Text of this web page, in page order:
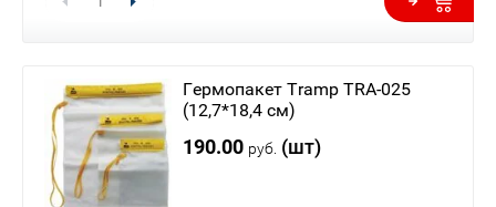
Гермопакет Tramp TRA-025
(12,7*18,4 см)
190.00 руб. (шт)